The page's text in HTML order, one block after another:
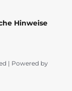
Hinweise
| Powered by